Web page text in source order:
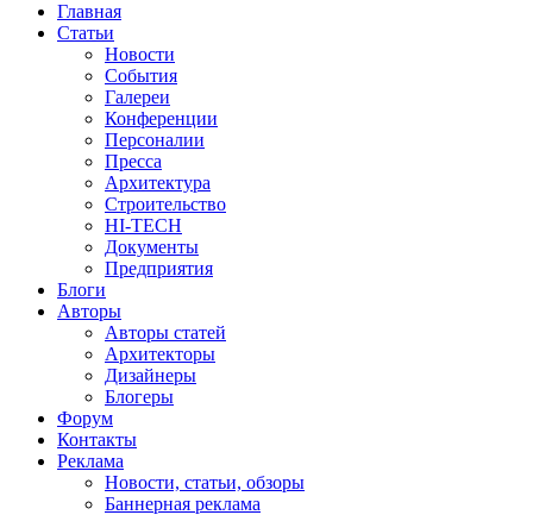
Главная
Статьи
Новости
События
Галереи
Конференции
Персоналии
Пресса
Архитектура
Строительство
HI-TECH
Документы
Предприятия
Блоги
Авторы
Авторы статей
Архитекторы
Дизайнеры
Блогеры
Форум
Контакты
Реклама
Новости, статьи, обзоры
Баннерная реклама